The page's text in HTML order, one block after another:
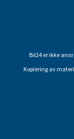
Bil24 er ikke
Kopiering av